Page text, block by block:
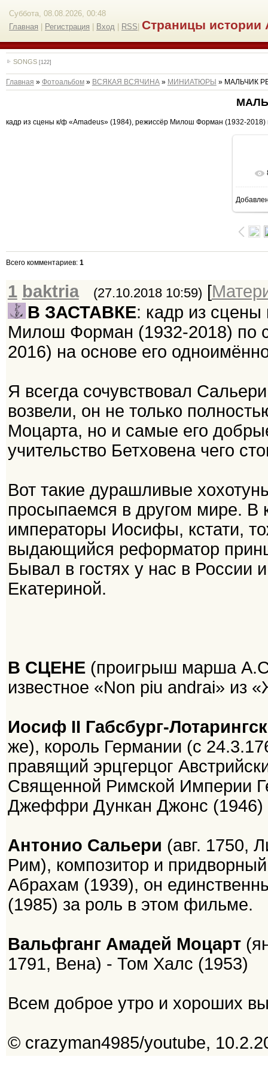
Суббота, 08.08.2026, 00:48
Главная
Регистрация Вход RSS Страницы истории
SONGS [122]
Главная » Фотоальбом» ВСЯКАЯ ВСЯЧИНА» МИНИАТЮРЫ » МАЛЬЧИК
кадр из сцены к/ф «Amadeus» (1984), режиссёр Милош Форман (1932-
Всего комментариев: 1
1 baktria (27.10.2018 10:59) [
В ЗАСТАВКЕ: кадр из
Милош Форман (1932-2018) по
2016) на основе его
Я всегда сочувствовал
возвели, он не только
Моцарта, но и самые его
учительство Бетховена чего
Вот такие дурашливые
просыпаемся в другом мире. В
императоры Иосифы, кстати,
выдающийся реформатор
Бывал в гостях у нас в России
Екатериной.
В СЦЕНЕ(проигрыш марша
известное «Non piu andrai» из
Иосиф II Габсбург-
же), король Германии (с
правящий эрцгерцог
Священной Римской Империи
Джеффри Дункан Джонс (1946)
Антонио Сальери (авг. 1750,
Рим), композитор и
Абрахам (1939), он
(1985) за роль в этом фильме.
Вальфганг Амадей Моцарт
1791, Вена) - Том Халс (1953)
Всем доброе утро и хороших
© crazyman4985/youtube,